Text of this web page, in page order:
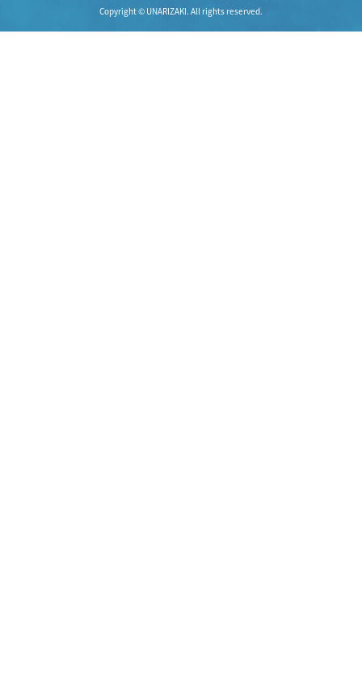
Copyright © UNARIZAKI. All rights reserved.